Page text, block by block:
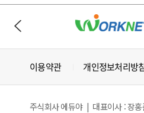
이용약관 개인정보처리방
주식회사 에듀야 | 대표이사 : 장